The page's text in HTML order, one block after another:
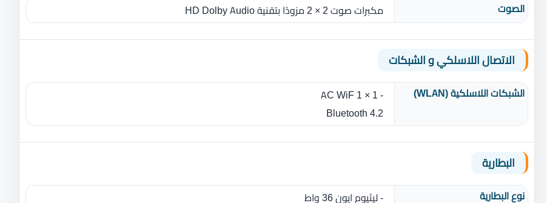
الصوت
مكبرات صوت 2 × 2 مزودًا بتقنية HD Dolby Audio
الاتصال اللاسلكي و الشبكات
الشبكات اللاسلكية (WLAN)
- 1 × 1 AC WiF
Bluetooth 4.2
البطارية
نوع البطارية‏ - ليثيوم ايون 36 واط